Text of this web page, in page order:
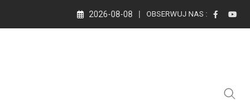
2026-08-08 OBSERWUJ NAS :